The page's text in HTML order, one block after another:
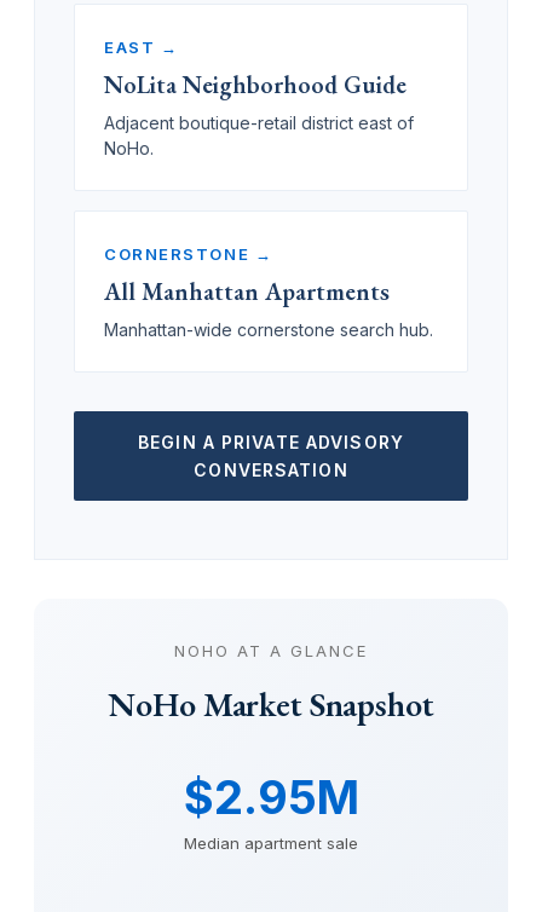
EAST →
NoLita Neighborhood Guide
Adjacent boutique-retail district east of
NoHo.
CORNERSTONE →
All Manhattan Apartments
Manhattan-wide cornerstone search hub.
BEGIN A PRIVATE ADVISORY
CONVERSATION
NOHO AT A GLANCE
NoHo Market Snapshot
$2.95M
Median apartment sale